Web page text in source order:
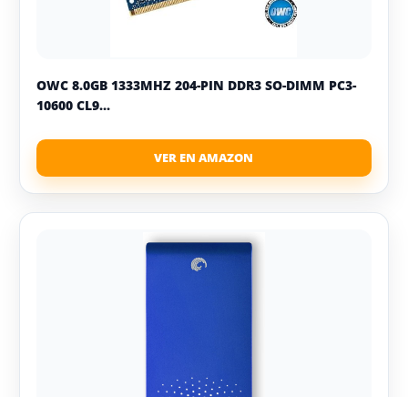
OWC 8.0GB 1333MHZ 204-PIN DDR3 SO-DIMM PC3-
10600 CL9...